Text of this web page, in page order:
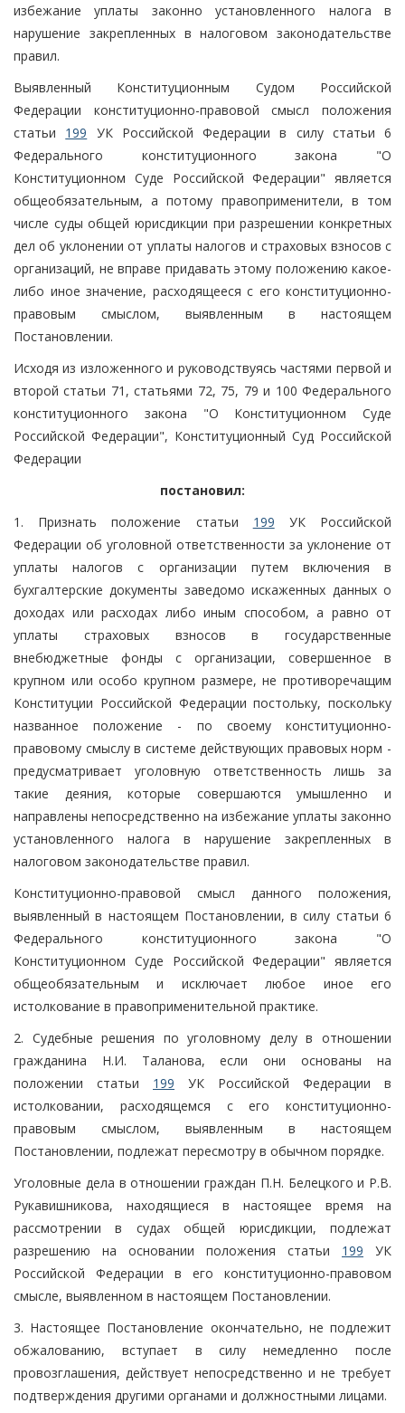
избежание уплаты законно установленного налога в
нарушение закрепленных в налоговом законодательстве
правил.
Выявленный Конституционным Судом Российской
Федерации конституционно-правовой смысл положения
статьи 199 УК Российской Федерации в силу статьи 6
Федерального конституционного закона "О
Конституционном Суде Российской Федерации" является
общеобязательным, а потому правоприменители, в том
числе суды общей юрисдикции при разрешении конкретных
дел об уклонении от уплаты налогов и страховых взносов с
организаций, не вправе придавать этому положению какое-
либо иное значение, расходящееся с его конституционно-
правовым смыслом, выявленным в настоящем
Постановлении.
Исходя из изложенного и руководствуясь частями первой и
второй статьи 71, статьями 72, 75, 79 и 100 Федерального
конституционного закона "О Конституционном Суде
Российской Федерации", Конституционный Суд Российской
Федерации
постановил:
1. Признать положение статьи 199 УК Российской
Федерации об уголовной ответственности за уклонение от
уплаты налогов с организации путем включения в
бухгалтерские документы заведомо искаженных данных о
доходах или расходах либо иным способом, а равно от
уплаты страховых взносов в государственные
внебюджетные фонды с организации, совершенное в
крупном или особо крупном размере, не противоречащим
Конституции Российской Федерации постольку, поскольку
названное положение - по своему конституционно-
правовому смыслу в системе действующих правовых норм -
предусматривает уголовную ответственность лишь за
такие деяния, которые совершаются умышленно и
направлены непосредственно на избежание уплаты законно
установленного налога в нарушение закрепленных в
налоговом законодательстве правил.
Конституционно-правовой смысл данного положения,
выявленный в настоящем Постановлении, в силу статьи 6
Федерального конституционного закона "О
Конституционном Суде Российской Федерации" является
общеобязательным и исключает любое иное его
истолкование в правоприменительной практике.
2. Судебные решения по уголовному делу в отношении
гражданина Н.И. Таланова, если они основаны на
положении статьи 199 УК Российской Федерации в
истолковании, расходящемся с его конституционно-
правовым смыслом, выявленным в настоящем
Постановлении, подлежат пересмотру в обычном порядке.
Уголовные дела в отношении граждан П.Н. Белецкого и Р.В.
Рукавишникова, находящиеся в настоящее время на
рассмотрении в судах общей юрисдикции, подлежат
разрешению на основании положения статьи 199 УК
Российской Федерации в его конституционно-правовом
смысле, выявленном в настоящем Постановлении.
3. Настоящее Постановление окончательно, не подлежит
обжалованию, вступает в силу немедленно после
провозглашения, действует непосредственно и не требует
подтверждения другими органами и должностными лицами.